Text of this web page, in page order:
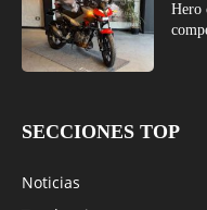
Hero
SECCIONES TOP
Noticias